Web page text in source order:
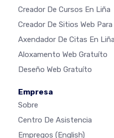
Creador De Cursos En Liña
Creador De Sitios Web
Axendador De Citas En Liña
Aloxamento Web Gratuíto
Deseño Web Gratuíto
Empresa
Sobre
Centro De Asistencia
Empregos (English)